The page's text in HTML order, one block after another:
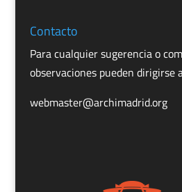
Contacto
Para cualquier sugerencia o
observaciones pueden dirigirse
webmaster@archimadrid.org